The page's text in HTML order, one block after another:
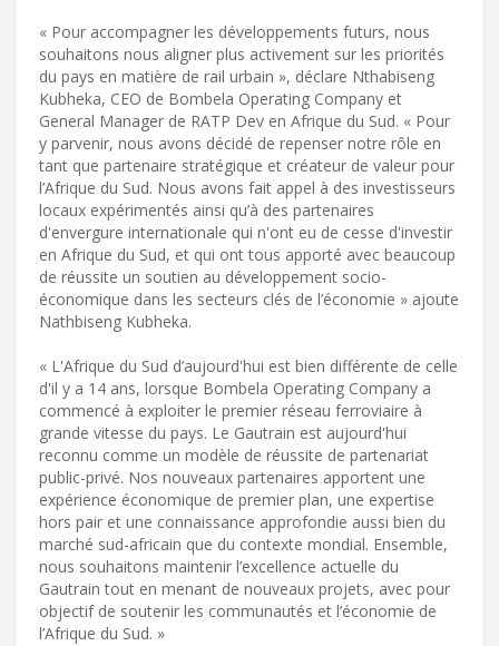
« Pour accompagner les développements futurs, nous
souhaitons nous aligner plus activement sur les priorités
du pays en matière de rail urbain », déclare Nthabiseng
Kubheka, CEO de Bombela Operating Company et
General Manager de RATP Dev en Afrique du Sud. « Pour
y parvenir, nous avons décidé de repenser notre rôle en
tant que partenaire stratégique et créateur de valeur pour
l’Afrique du Sud. Nous avons fait appel à des investisseurs
locaux expérimentés ainsi qu’à des partenaires
d'envergure internationale qui n'ont eu de cesse d'investir
en Afrique du Sud, et qui ont tous apporté avec beaucoup
de réussite un soutien au développement socio-
économique dans les secteurs clés de l’économie » ajoute
Nathbiseng Kubheka.
« L'Afrique du Sud d’aujourd'hui est bien différente de celle
d'il y a 14 ans, lorsque Bombela Operating Company a
commencé à exploiter le premier réseau ferroviaire à
grande vitesse du pays. Le Gautrain est aujourd'hui
reconnu comme un modèle de réussite de partenariat
public-privé. Nos nouveaux partenaires apportent une
expérience économique de premier plan, une expertise
hors pair et une connaissance approfondie aussi bien du
marché sud-africain que du contexte mondial. Ensemble,
nous souhaitons maintenir l’excellence actuelle du
Gautrain tout en menant de nouveaux projets, avec pour
objectif de soutenir les communautés et l’économie de
l’Afrique du Sud. »